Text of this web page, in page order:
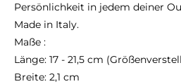
Persönlichkeit in jedem deiner
Made in Italy.
Maße :
Länge: 17 - 21,5 cm
Breite: 2,1 cm